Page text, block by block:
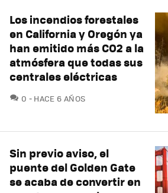
Los incendios forestales
en California y Oregón ya
han emitido más CO2 a la
atmósfera que todas sus
centrales eléctricas
0 COMENTARIOS
HACE 6 AÑOS
Sin previo aviso, el
puente del Golden Gate
se acaba de convertir en